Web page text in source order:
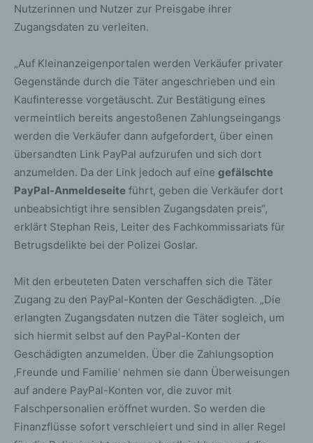
Nutzerinnen und Nutzer zur Preisgabe ihrer
Zugangsdaten zu verleiten.
„Auf Kleinanzeigenportalen werden Verkäufer privater
Gegenstände durch die Täter angeschrieben und ein
Kaufinteresse vorgetäuscht. Zur Bestätigung eines
vermeintlich bereits angestoßenen Zahlungseingangs
werden die Verkäufer dann aufgefordert, über einen
übersandten Link PayPal aufzurufen und sich dort
anzumelden. Da der Link jedoch auf eine gefälschte
PayPal-Anmeldeseite führt, geben die Verkäufer dort
unbeabsichtigt ihre sensiblen Zugangsdaten preis“,
erklärt Stephan Reis, Leiter des Fachkommissariats für
Betrugsdelikte bei der Polizei Goslar.
Mit den erbeuteten Daten verschaffen sich die Täter
Zugang zu den PayPal-Konten der Geschädigten. „Die
erlangten Zugangsdaten nutzen die Täter sogleich, um
sich hiermit selbst auf den PayPal-Konten der
Geschädigten anzumelden. Über die Zahlungsoption
‚Freunde und Familie‘ nehmen sie dann Überweisungen
auf andere PayPal-Konten vor, die zuvor mit
Falschpersonalien eröffnet wurden. So werden die
Finanzflüsse sofort verschleiert und sind in aller Regel